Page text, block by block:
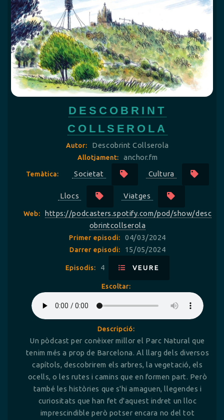
DESCOBRINT
COLLSEROLA
Autor: Descobrint Collserola
Allotjament: anchor.fm
Temàtica: Societat Cultura
Llocs Viatges
Web:
https://podcasters.spotify.com/pod/show/desc
obrintcollserola
Primer episodi: 04/03/2024
Darrer episodi: 15/05/2024
Episodis: 4 VEURE
Escoltar:
Descripció:
Un pòdcast per conèixer millor el Parc Natural que
tenim més a prop de Barcelona. Al llarg dels diversos
capítols, descobrirem els arbres, la vegetació, els
ocells, o les rutes i camins que en formen part. Però
també les històries que s'hi amaguen, llegendes i
curiositats que han fet d'aquest indret un lloc
imprescindible però potser encara no del tot